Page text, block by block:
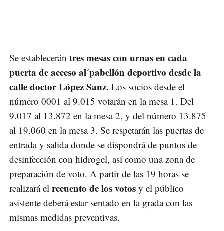
Se establecerán tres mesas con urnas en cada
puerta de acceso al´pabellón deportivo desde la
calle doctor López Sanz. Los socios desde el
número 0001 al 9.015 votarán en la mesa 1. Del
9.017 al 13.872 en la mesa 2, y del número 13.875
al 19.060 en la mesa 3. Se respetarán las puertas de
entrada y salida donde se dispondrá de puntos de
desinfección con hidrogel, así como una zona de
preparación de voto. A partir de las 19 horas se
realizará el recuento de los votos y el público
asistente deberá estar sentado en la grada con las
mismas medidas preventivas.